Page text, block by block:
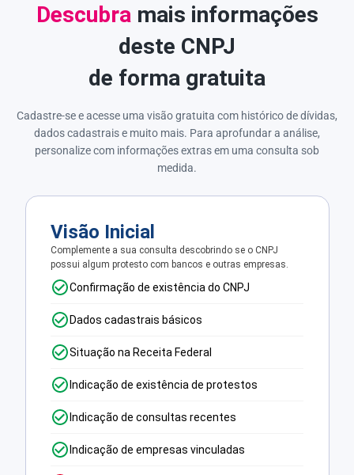
Descubra mais informações
deste CNPJ
de forma gratuita
Cadastre-se e acesse uma visão gratuita com histórico de dívidas,
dados cadastrais e muito mais. Para aprofundar a análise,
personalize com informações extras em uma consulta sob
medida.
Visão Inicial
Complemente a sua consulta descobrindo se o CNPJ
possui algum protesto com bancos e outras empresas.
Confirmação de existência do CNPJ
Dados cadastrais básicos
Situação na Receita Federal
Indicação de existência de protestos
Indicação de consultas recentes
Indicação de empresas vinculadas